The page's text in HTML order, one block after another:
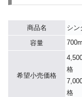
商品名
シン
容量
希望小売価格
格
格